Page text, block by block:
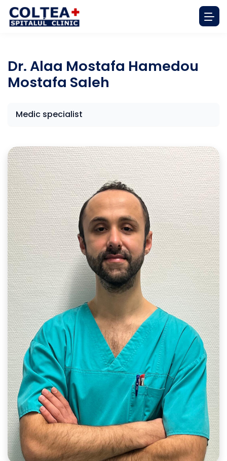
Dr. Alaa Mostafa Hamedou
Mostafa Saleh
Medic specialist